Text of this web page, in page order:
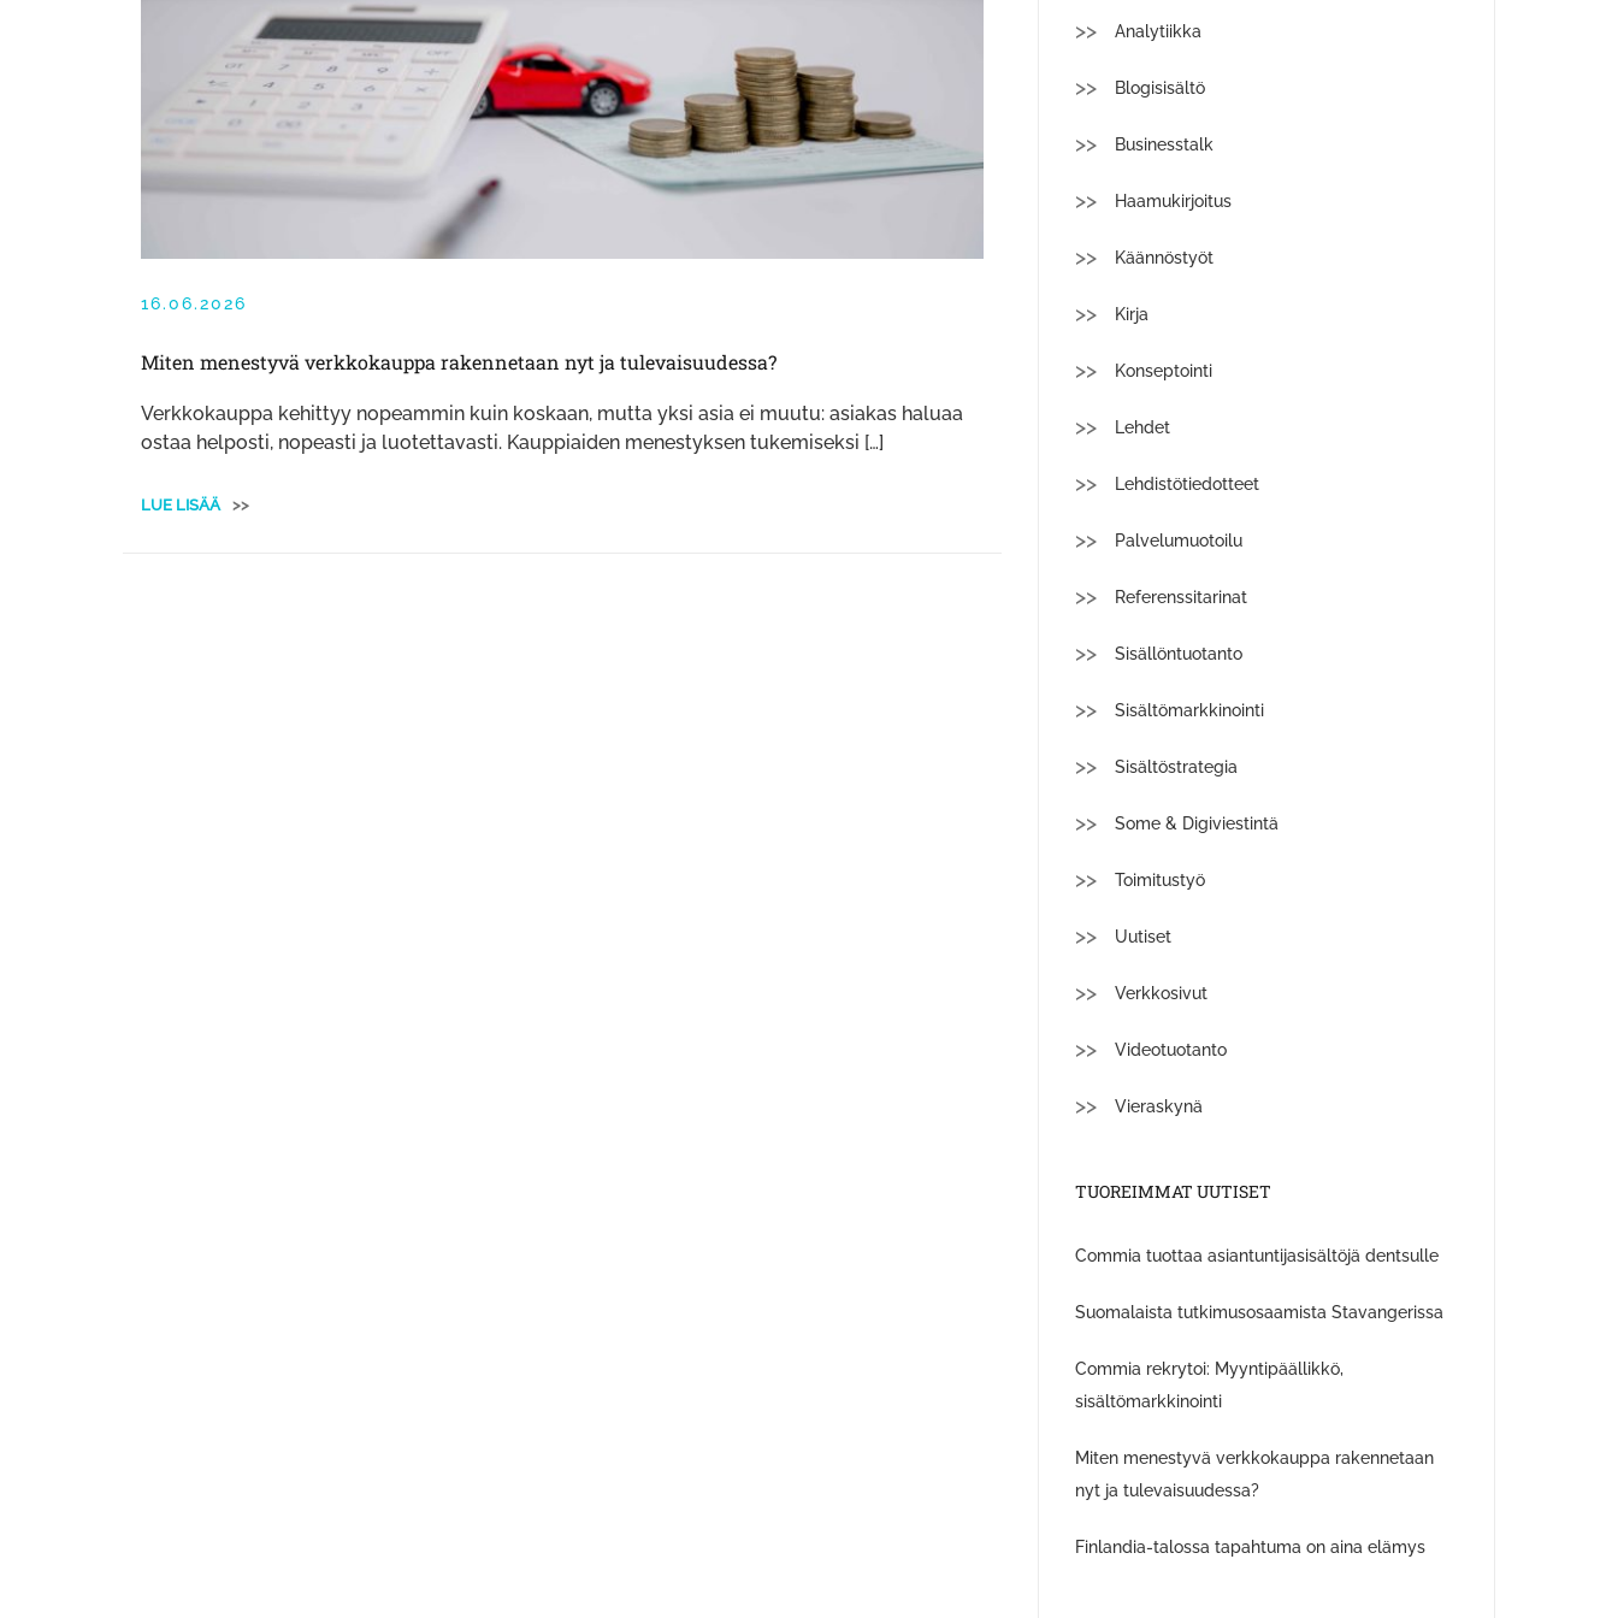
16.06.2026
Miten menestyvä verkkokauppa rakennetaan nyt ja tulevaisuudessa?
​​Verkkokauppa kehittyy nopeammin kuin koskaan, mutta yksi asia ei muutu: asiakas haluaa
ostaa helposti, nopeasti ja luotettavasti. Kauppiaiden menestyksen tukemiseksi […]
LUE LISÄÄ >>
Analytiikka
Blogisisältö
Businesstalk
Haamukirjoitus
Käännöstyöt
Kirja
Konseptointi
Lehdet
Lehdistötiedotteet
Palvelumuotoilu
Referenssitarinat
Sisällöntuotanto
Sisältömarkkinointi
Sisältöstrategia
Some & Digiviestintä
Toimitustyö
Uutiset
Verkkosivut
Videotuotanto
Vieraskynä
TUOREIMMAT UUTISET
Commia tuottaa asiantuntijasisältöjä dentsulle
Suomalaista tutkimusosaamista Stavangerissa
Commia rekrytoi: Myyntipäällikkö,
sisältömarkkinointi
Miten menestyvä verkkokauppa rakennetaan
nyt ja tulevaisuudessa?
Finlandia-talossa tapahtuma on aina elämys